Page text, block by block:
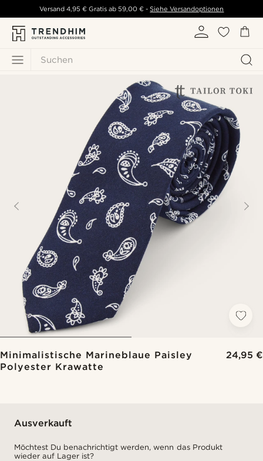
Suchen
Versand 4,95 € Gratis ab 59,00 € - Siehe Versandoptionen
Minimalistische Marineblaue Paisley
Polyester Krawatte
24,95 €
Ausverkauft
Möchtest Du benachrichtigt werden, wenn das Produkt
wieder auf Lager ist?